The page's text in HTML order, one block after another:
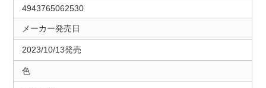
4943765062530
メーカー発売日
2023/10/13発売
色